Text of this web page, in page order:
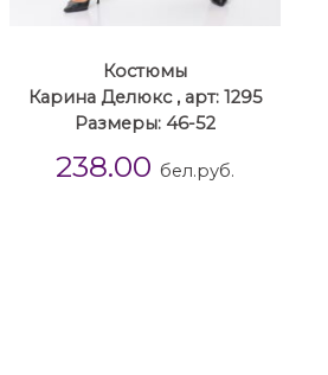
Костюмы
Карина Делюкс , арт: 1295
Размеры: 46-52
238.00 бел.руб.